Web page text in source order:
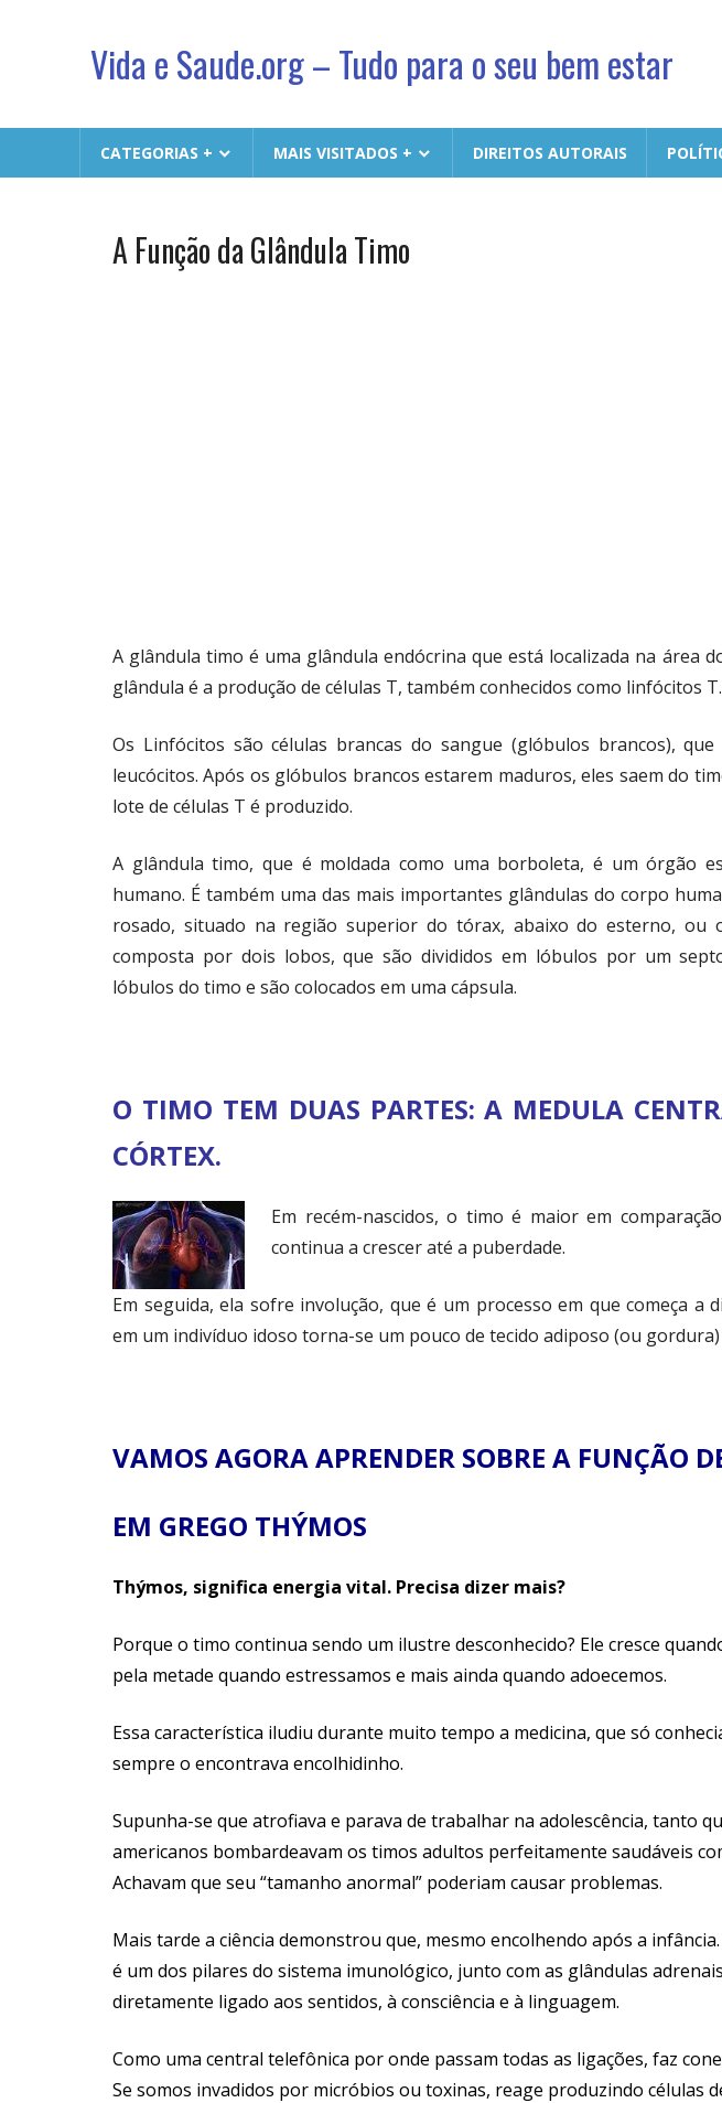
Vida e Saude.org – Tudo para o seu bem estar
novo
CATEGORIAS + MAIS VISITADOS + DIREITOS AUTORAIS
Biologia
& Vida
A Função da Glândula Timo
A glândula timo é uma glândula endócrina que está localizada na área
glândula é a produção de células T, também conhecidos como linfócitos T.
Os Linfócitos são células brancas do sangue (glóbulos brancos),
leucócitos. Após os glóbulos brancos estarem maduros, eles saem do
lote de células T é produzido.
A glândula timo, que é moldada como uma borboleta, é um órgão
humano. É também uma das mais importantes glândulas do corpo
rosado, situado na região superior do tórax, abaixo do esterno, ou
composta por dois lobos, que são divididos em lóbulos por um
lóbulos do timo e são colocados em uma cápsula.
O TIMO TEM DUAS PARTES: A MEDULA
CÓRTEX.
Em recém-nascidos, o timo é maior em
continua a crescer até a puberdade.
Em seguida, ela sofre involução, que é um processo em que começa a
em um indivíduo idoso torna-se um pouco de tecido adiposo (ou
VAMOS AGORA APRENDER SOBRE A FUNÇÃO
EM GREGO THÝMOS
Thýmos, significa energia vital. Precisa dizer mais?
Porque o timo continua sendo um ilustre desconhecido? Ele cresce
pela metade quando estressamos e mais ainda quando adoecemos.
Essa característica iludiu durante muito tempo a medicina, que só
sempre o encontrava encolhidinho.
Supunha-se que atrofiava e parava de trabalhar na adolescência, tanto
americanos bombardeavam os timos adultos perfeitamente saudáveis
Achavam que seu “tamanho anormal” poderiam causar problemas.
Mais tarde a ciência demonstrou que, mesmo encolhendo após a
é um dos pilares do sistema imunológico, junto com as glândulas
diretamente ligado aos sentidos, à consciência e à linguagem.
Como uma central telefônica por onde passam todas as ligações, faz
Se somos invadidos por micróbios ou toxinas, reage produzindo células